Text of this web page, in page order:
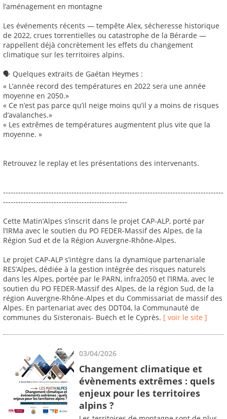
l’aménagement en montagne
Les événements récents — tempête Alex, sécheresse historique
de 2022, crues torrentielles ou catastrophe de la Bérarde —
rappellent déjà concrètement les effets du changement
climatique sur les territoires alpins.
🗣️ Quelques extraits de Gaétan Heymes :
« L’année record des températures en 2022 sera une année
moyenne en 2050.»
« Ce n’est pas parce qu’il neige moins qu’il y a moins de risques
d’avalanches.»
« Les extrêmes de températures augmentent plus vite que la
moyenne. »
Retrouvez le replay et les présentations des intervenants.
---------------------------------------------------------------------------------------
-------------------------------------------------
Cette Matin’Alpes s’inscrit dans le projet CAP-ALP, porté par
l’IRMa avec le soutien du PO FEDER-Massif des Alpes, de la
Région Sud et de la Région Auvergne-Rhône-Alpes.
Le projet CAP-ALP s’intègre dans la dynamique partenariale
RES’Alpes, dédiée à la gestion intégrée des risques naturels
dans les Alpes, portée par le PARN, infra2050 et l’IRMa, avec le
soutien du PO FEDER-Massif des Alpes, de la région Sud, de la
région Auvergne-Rhône-Alpes et du Commissariat de massif des
Alpes. En partenariat avec des DDT04, la Communauté de
communes du Sisteronais- Buëch et le Cyprès. [ voir le site ]
03/04/2026
Changement climatique et
évènements extrêmes : quels
enjeux pour les territoires
alpins ?